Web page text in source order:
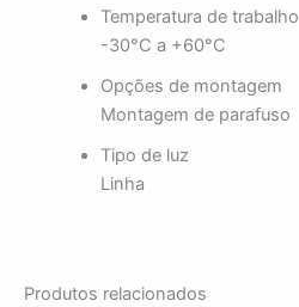
Temperatura de trabalho
-30°C a +60°C
Opções de montagem
Montagem de parafuso
Tipo de luz
Linha
Produtos relacionados